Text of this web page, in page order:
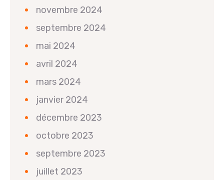
novembre 2024
septembre 2024
mai 2024
avril 2024
mars 2024
janvier 2024
décembre 2023
octobre 2023
septembre 2023
juillet 2023